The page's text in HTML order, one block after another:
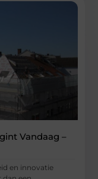
Vandaag –
en innovatie